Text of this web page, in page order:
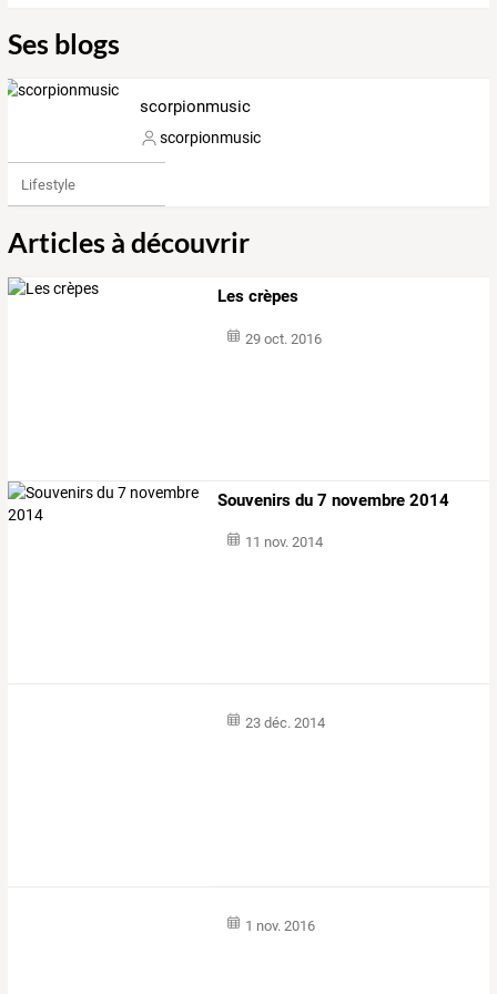
Ses blogs
scorpionmusic
scorpionmusic
Lifestyle
Articles à découvrir
Les crèpes
29 oct. 2016
Souvenirs du 7 novembre 2014
11 nov. 2014
23 déc. 2014
1 nov. 2016